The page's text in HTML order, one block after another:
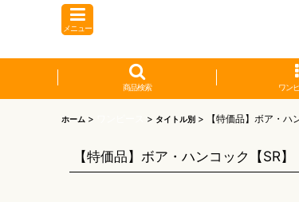
メニュー
商品検索 ワン
ホーム > > タイトル別 > 【特価品】ボア・ハ
【特価品】ボア・ハンコック【SR